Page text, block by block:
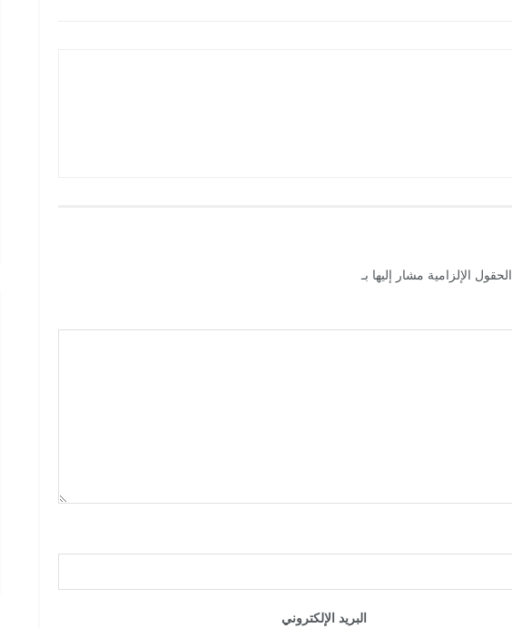
الحقول الإلزامية مشار إليها بـ
البريد الإلكتروني